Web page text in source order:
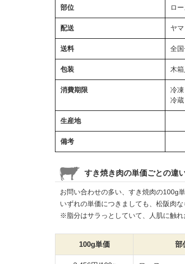
部位 ロ
配送 ヤ
送料 全
包装 木
消費期限
冷
冷
生産地
備考
すき焼き肉の単価ごとの違
お問い合わせの多い、すき焼肉の100g
いずれの単価につきましても、松阪肉
※脂分はサラっとしていて、人肌に触れ
100g単価 部